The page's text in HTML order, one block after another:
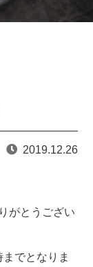
2019.12.26
がとうござい
でとなりま